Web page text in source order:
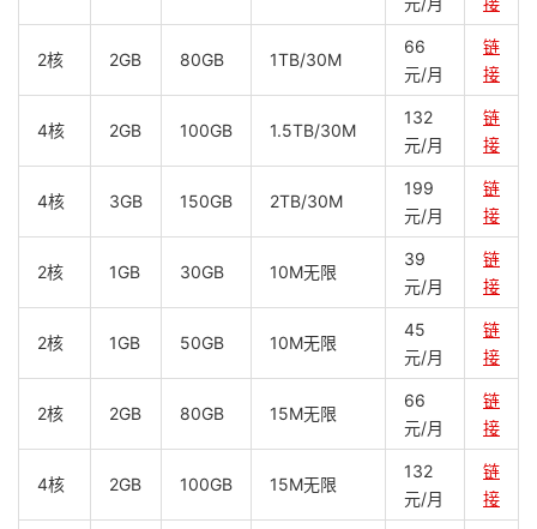
2核 2GB 80GB 1TB/30M
66
元/月
链
接
4核 2GB 100GB 1.5TB/30M
132
元/月
链
接
4核 3GB 150GB 2TB/30M
199
元/月
链
接
2核 1GB 30GB 10M无限
39
元/月
链
接
2核 1GB 50GB 10M无限
45
元/月
链
接
2核 2GB 80GB 15M无限
66
元/月
链
接
4核 2GB 100GB 15M无限
132
元/月
链
接